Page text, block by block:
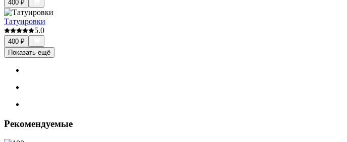
400 ₽
Татуировки
5.0
400 ₽
Показать ещё
Рекомендуемые